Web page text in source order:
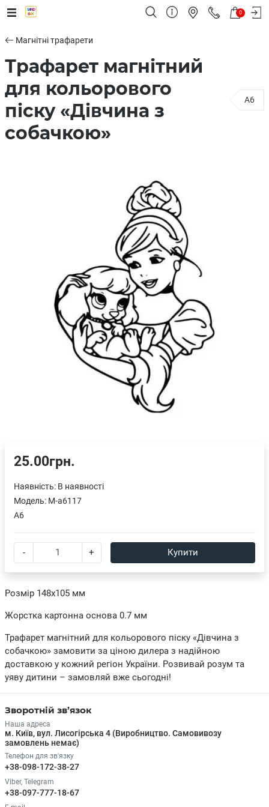
0
Магнітні трафарети
Трафарет магнітний
для кольорового
піску «Дівчина з
собачкою»
A6
Розмір 148х105 мм
Жорстка картонна основа 0.7 мм
Трафарет магнітний для кольорового піску «Дівчина з
собачкою» замовити за ціною дилера з надійною
доставкою у кожний регіон України. Розвивай розум та
уяву дитини – замовляй вже сьогодні!
25.00грн.
Наявність: В наявності
Модель: M-a6117
A6
- + Купити
Зворотній зв’язок
Наша адреса
м. Київ, вул. Лисогірська 4 (Виробництво. Самовивозу
замовлень немає)
Телефон для зв'язку
+38-098-172-38-27
Viber, Telegram
+38-097-777-18-67